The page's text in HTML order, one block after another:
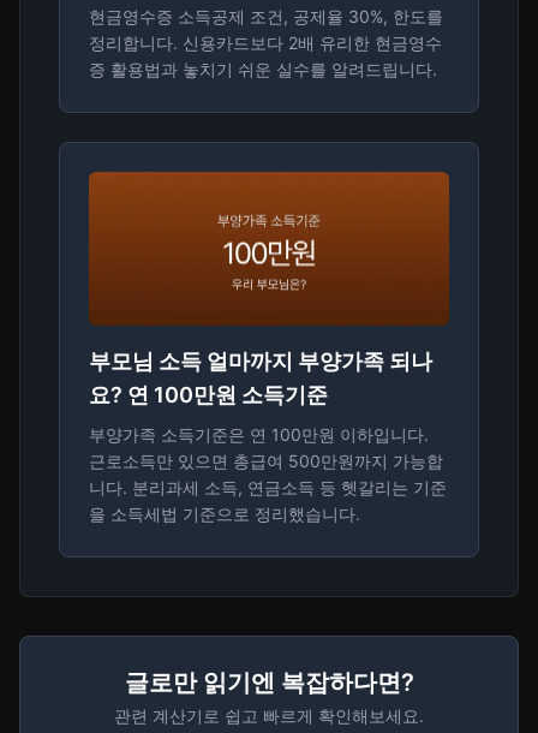
현금영수증 소득공제 조건, 공제율 30%, 한도를
정리합니다. 신용카드보다 2배 유리한 현금영수
증 활용법과 놓치기 쉬운 실수를 알려드립니다.
부모님 소득 얼마까지 부양가족 되나
요? 연 100만원 소득기준
부양가족 소득기준은 연 100만원 이하입니다.
근로소득만 있으면 총급여 500만원까지 가능합
니다. 분리과세 소득, 연금소득 등 헷갈리는 기준
을 소득세법 기준으로 정리했습니다.
글로만 읽기엔 복잡하다면?
관련 계산기로 쉽고 빠르게 확인해보세요.